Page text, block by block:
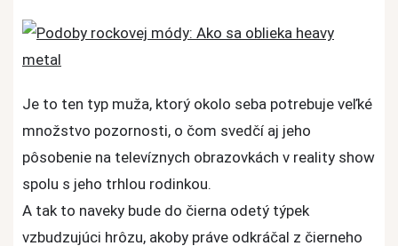
Je to ten typ muža, ktorý okolo seba potrebuje veľké
množstvo pozornosti, o čom svedčí aj jeho
pôsobenie na televíznych obrazovkách v reality show
spolu s jeho trhlou rodinkou.
A tak to naveky bude do čierna odetý týpek
vzbudzujúci hrôzu, akoby práve odkráčal z čierneho